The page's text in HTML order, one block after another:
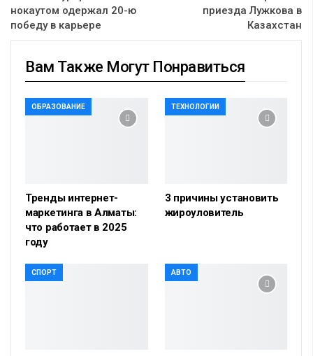
нокаутом одержал 20-ю
победу в карьере
приезда Лужкова в
Казахстан
Вам Также Могут Понравиться
ОБРАЗОВАНИЕ
Тренды интернет-
маркетинга в Алматы:
что работает в 2025
году
ТЕХНОЛОГИИ
3 причины установить
жироуловитель
СПОРТ АВТО